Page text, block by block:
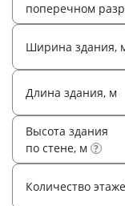
поперечном
Ширина здания,
Длина здания, м
Высота здания
по стене, м ?
Количество